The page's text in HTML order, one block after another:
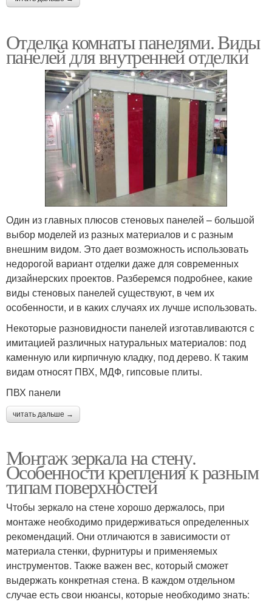
Отделка комнаты панелями. Виды
панелей для внутренней отделки
Один из главных плюсов стеновых панелей – большой
выбор моделей из разных материалов и с разным
внешним видом. Это дает возможность использовать
недорогой вариант отделки даже для современных
дизайнерских проектов. Разберемся подробнее, какие
виды стеновых панелей существуют, в чем их
особенности, и в каких случаях их лучше использовать.
Некоторые разновидности панелей изготавливаются с
имитацией различных натуральных материалов: под
каменную или кирпичную кладку, под дерево. К таким
видам относят ПВХ, МДФ, гипсовые плиты.
ПВХ панели
читать дальше →
Монтаж зеркала на стену.
Особенности крепления к разным
типам поверхностей
Чтобы зеркало на стене хорошо держалось, при
монтаже необходимо придерживаться определенных
рекомендаций. Они отличаются в зависимости от
материала стенки, фурнитуры и применяемых
инструментов. Также важен вес, который сможет
выдержать конкретная стена. В каждом отдельном
случае есть свои нюансы, которые необходимо знать: